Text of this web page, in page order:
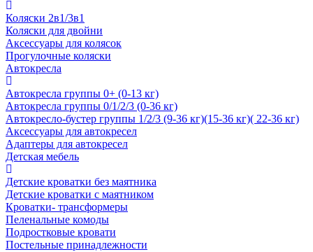
Коляски 2в1/3в1
Коляски для двойни
Аксессуары для колясок
Прогулочные коляски
Автокресла
Автокресла группы 0+ (0-13 кг)
Автокресла группы 0/1/2/3 (0-36 кг)
Автокресло-бустер группы 1/2/3 (9-36 кг)(15-36 кг)( 22-36 кг)
Аксессуары для автокресел
Адаптеры для автокресел
Детская мебель
Детские кроватки без маятника
Детские кроватки с маятником
Кроватки- трансформеры
Пеленальные комоды
Подростковые кровати
Постельные принадлежности